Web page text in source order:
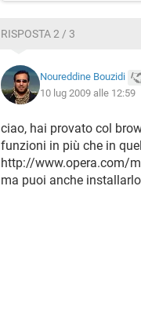
RISPOSTA 2 / 3
Noureddine Bouzidi
10 lug 2009 alle 12:59
ciao, hai provato col
funzioni in più che in
http://www.opera.com/
ma puoi anche